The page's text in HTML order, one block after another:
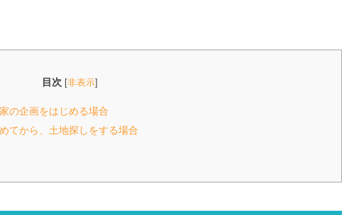
目次 [非表示]
の企画をはじめる場合
てから、土地探しをする場合